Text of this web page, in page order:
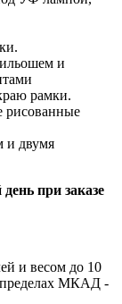
и
рамки.
рисованные
и двумя
при заказе
и весом до 10
пределах МКАД -